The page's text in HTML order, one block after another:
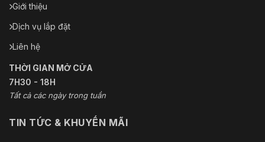
Giới thiệu
Dịch vụ lắp đặt
Liên hệ
THỜI GIAN MỞ CỬA
7H30 - 18H
Tất cả các ngày trong tuần
TIN TỨC & KHUYẾN MÃI